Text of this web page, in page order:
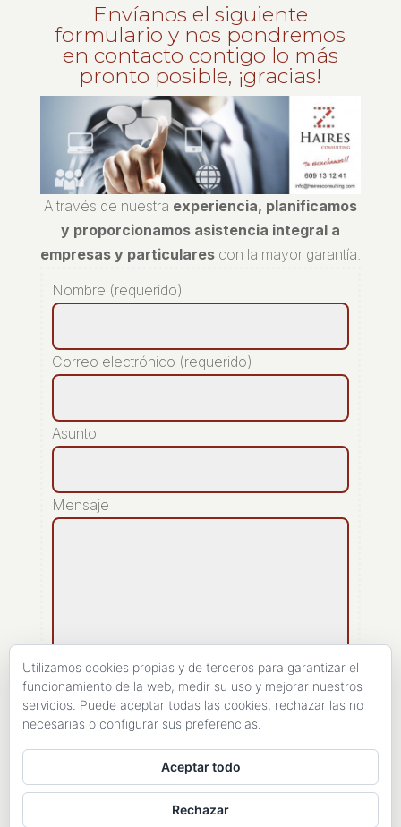
Envíanos el siguiente
formulario y nos pondremos
en contacto contigo lo más
pronto posible, ¡gracias!
A través de nuestra experiencia, planificamos
y proporcionamos asistencia integral a
empresas y particularescon la mayor garantía.
Nombre (requerido)
Correo electrónico (requerido)
Asunto
Mensaje
[recaptcha]
Utilizamos cookies propias y de terceros para garantizar el
funcionamiento de la web, medir su uso y mejorar nuestros
servicios. Puede aceptar todas las cookies, rechazar las no
necesarias o configurar sus preferencias.
Aceptar todo
Rechazar